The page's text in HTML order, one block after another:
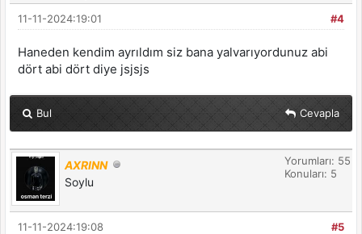
#4
11-11-2024:19:01
Haneden kendim ayrıldım siz bana yalvarıyordunuz abi
dört abi dört diye jsjsjs
Bul Cevapla
AXRINN
Soylu
Yorumları: 55
Konuları: 5
#5
11-11-2024:19:08